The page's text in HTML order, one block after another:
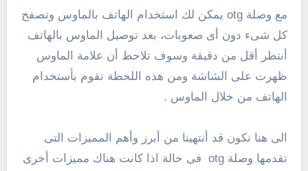
مع وصلة otg يمكن لك استخدام الهاتف بالماوس وتصفح
كل شىء دون أى صعوبات، بعد توصيل الماوس بالهاتف
أنتظر أقل من دقيقة وسوف تلاحظ أن علامة الماوس
ظهرت على الشاشة ومن هذه اللحظة تقوم بأستخدام
الهاتف من خلال الماوس .
الى هنا نكون قد أنتهينا من أبرز وأهم المميزات التى
تقدمها وصلة otg فى حالة اذا كانت هناك مميزات أخرى